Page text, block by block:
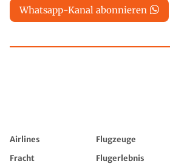
Whatsapp-Kanal abonnieren
Airlines Flugzeuge
Fracht
Flugerlebnis